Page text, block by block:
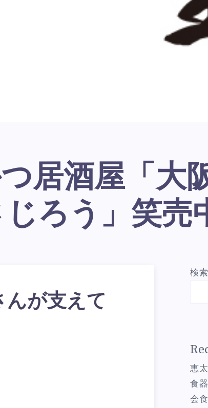
ろう」笑売
んが支えて
検索
恵
食
会食